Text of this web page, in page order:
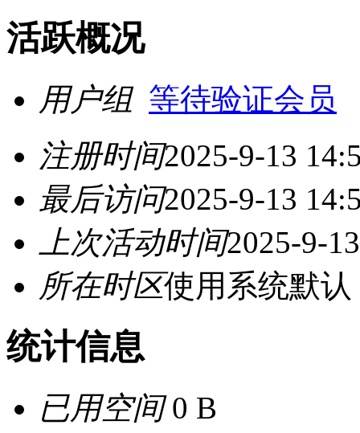
活跃概况
用户组 等待验证会员
注册时间2025-9-13
最后访问2025-9-13
上次活动时间2025-9-
所在时区使用系统默认
统计信息
已用空间0 B